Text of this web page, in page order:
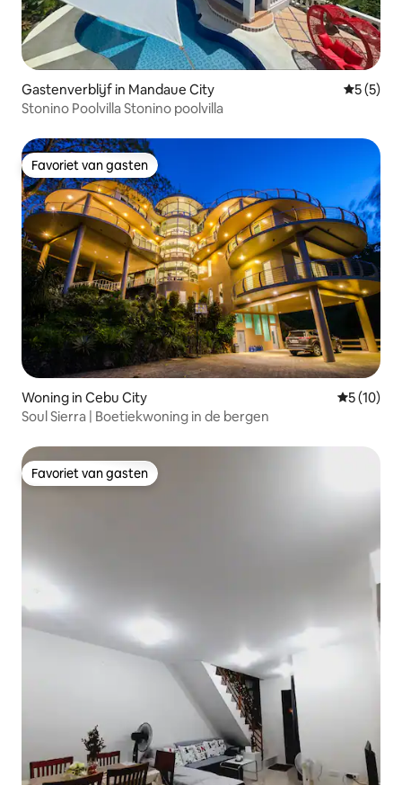
Gastenverblijf in Mandaue City
5 (5)
Stonino Poolvilla Stonino poolvilla
Favoriet van gasten
Favoriet van gasten
Woning in Cebu City
5 (10)
Soul Sierra | Boetiekwoning in de bergen
Favoriet van gasten
Favoriet van gasten